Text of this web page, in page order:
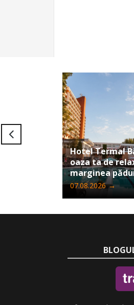
Hotel Termal
oaza ta de
marginea
07.08.2026 →